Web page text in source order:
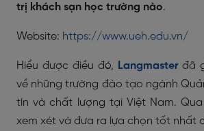
trị khách sạn học trường nào.
Website: https://www.ueh.edu.vn/
Hiểu được điều đó, Langmasterđã
về những trường đào tạo ngành
tín và chất lượng tại Việt Nam.
xem xét và đưa ra lựa chọn tốt nhất